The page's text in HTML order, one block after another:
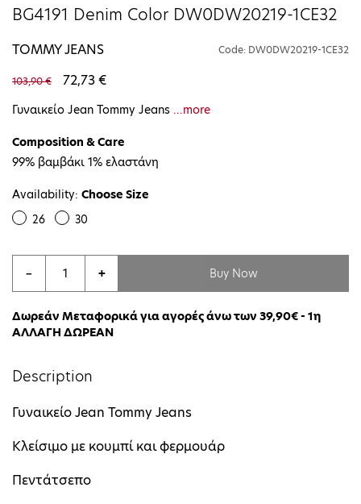
BG4191 Denim Color DW0DW20219-1CE32
TOMMY JEANS Code: DW0DW20219-1CE32
103,90 € 72,73 €
Γυναικείο Jean Tommy Jeans ...more
Composition & Care
99% βαμβάκι 1% ελαστάνη
Availability: Choose Size
26 30
− + Buy Now
Δωρεάν Μεταφορικά για αγορές άνω των 39,90€ - 1η
ΑΛΛΑΓΗ ΔΩΡΕΑΝ
Description
Γυναικείο Jean Tommy Jeans
Κλείσιμο με κουμπί και φερμουάρ
Πεντάτσεπο